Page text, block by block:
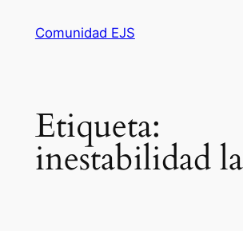
Comunidad EJS
Etiqueta:
inestabilidad